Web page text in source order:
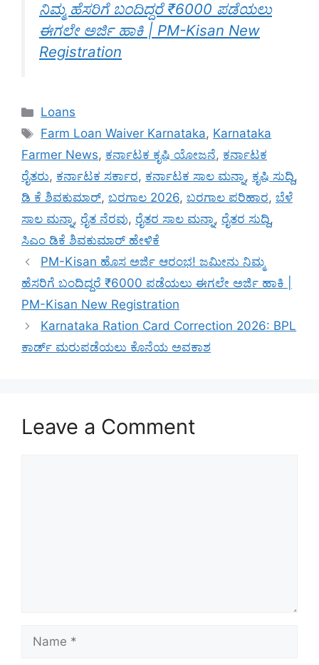
ನಿಮ್ಮ ಹೆಸರಿಗೆ ಬಂದಿದ್ದರೆ ₹6000 ಪಡೆಯಲು
ಈಗಲೇ ಅರ್ಜಿ ಹಾಕಿ | PM-Kisan New
Registration
Categories
Loans
Tags
Farm Loan Waiver Karnataka, Karnataka
Farmer News, ಕರ್ನಾಟಕ ಕೃಷಿ ಯೋಜನೆ, ಕರ್ನಾಟಕ
ರೈತರು, ಕರ್ನಾಟಕ ಸರ್ಕಾರ, ಕರ್ನಾಟಕ ಸಾಲ ಮನ್ನಾ, ಕೃಷಿ ಸುದ್ದಿ,
ಡಿ ಕೆ ಶಿವಕುಮಾರ್, ಬರಗಾಲ 2026, ಬರಗಾಲ ಪರಿಹಾರ, ಬೆಳೆ
ಸಾಲ ಮನ್ನಾ, ರೈತ ನೆರವು, ರೈತರ ಸಾಲ ಮನ್ನಾ, ರೈತರ ಸುದ್ದಿ,
ಸಿಎಂ ಡಿಕೆ ಶಿವಕುಮಾರ್ ಹೇಳಿಕೆ
PM-Kisan ಹೊಸ ಅರ್ಜಿ ಆರಂಭ! ಜಮೀನು ನಿಮ್ಮ
ಹೆಸರಿಗೆ ಬಂದಿದ್ದರೆ ₹6000 ಪಡೆಯಲು ಈಗಲೇ ಅರ್ಜಿ ಹಾಕಿ |
PM-Kisan New Registration
Karnataka Ration Card Correction 2026: BPL
ಕಾರ್ಡ್ ಮರುಪಡೆಯಲು ಕೊನೆಯ ಅವಕಾಶ
Leave a Comment
Name